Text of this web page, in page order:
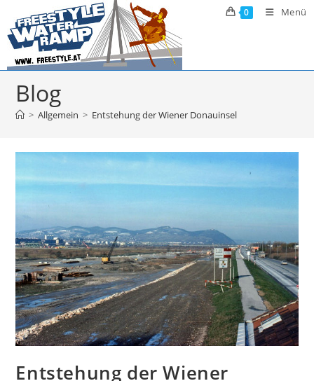
Inhalt
springen
0 Menü
Blog
> Allgemein > Entstehung der Wiener Donauinsel
Entstehung der Wiener